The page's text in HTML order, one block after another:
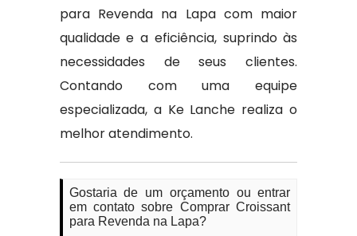
para Revenda na Lapa com maior
qualidade e a eficiência, suprindo às
necessidades de seus clientes.
Contando com uma equipe
especializada, a Ke Lanche realiza o
melhor atendimento.
Gostaria de um orçamento ou entrar
em contato sobre Comprar Croissant
para Revenda na Lapa?